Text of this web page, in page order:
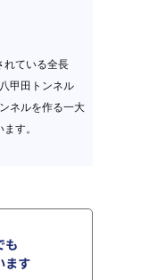
れている全長
甲田トンネル
ネルを作る一大
す。
も
ます